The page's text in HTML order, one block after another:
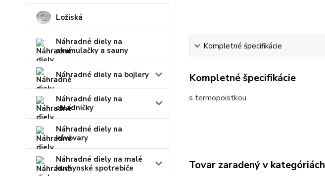
Ložiská
Náhradné diely na
akumulačky a sauny
Náhradné diely na bojlery
Náhradné diely na
chladničky
Náhradné diely na
kávovary
Náhradné diely na malé
kuchynské spotrebiče
Kompletné špecifikácie
Kompletné špecifikácie
s termopoistkou
Tovar zaradený v kategóriách